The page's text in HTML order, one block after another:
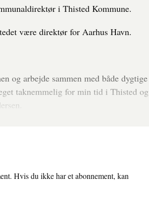
i Thisted Kommune.
være direktør for Aarhus Havn.
og arbejde sammen med både dygtige
taknemmelig for min tid i Thisted og
Hvis du ikke har et abonnement, kan